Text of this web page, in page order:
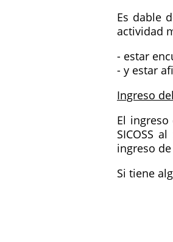
Es dable
actividad
- estar
- y estar
Ingreso
El
SICOSS
ingreso
Si tiene